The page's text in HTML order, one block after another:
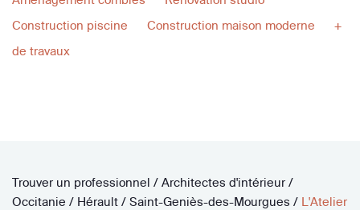
Construction piscine
Construction maison moderne
+
de travaux
Trouver un professionnel / Architectes d'intérieur /
Occitanie / Hérault / Saint-Geniès-des-Mourgues / L'Atelier